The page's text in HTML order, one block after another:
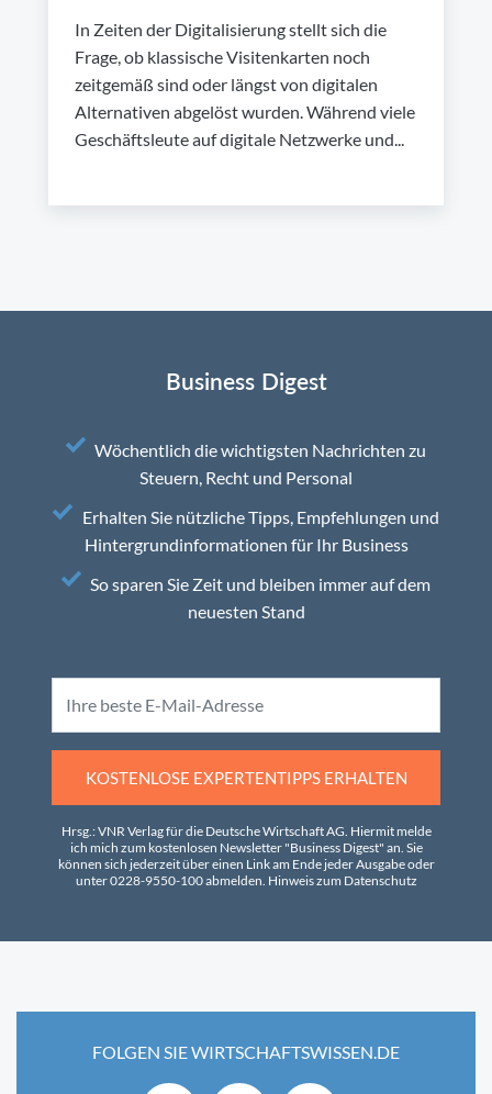
In Zeiten der Digitalisierung stellt sich die
Frage, ob klassische Visitenkarten noch
zeitgemäß sind oder längst von digitalen
Alternativen abgelöst wurden. Während viele
Geschäftsleute auf digitale Netzwerke und...
Business Digest
Wöchentlich die wichtigsten Nachrichten zu
Steuern, Recht und Personal
Erhalten Sie nützliche Tipps, Empfehlungen und
Hintergrundinformationen für Ihr Business
So sparen Sie Zeit und bleiben immer auf dem
neuesten Stand
KOSTENLOSE EXPERTENTIPPS ERHALTEN
Hrsg.: VNR Verlag für die Deutsche Wirtschaft AG. Hiermit melde
ich mich zum kostenlosen Newsletter "Business Digest" an. Sie
können sich jederzeit über einen Link am Ende jeder Ausgabe oder
unter 0228-9550-100 abmelden. Hinweis zum Datenschutz
FOLGEN SIE WIRTSCHAFTSWISSEN.DE